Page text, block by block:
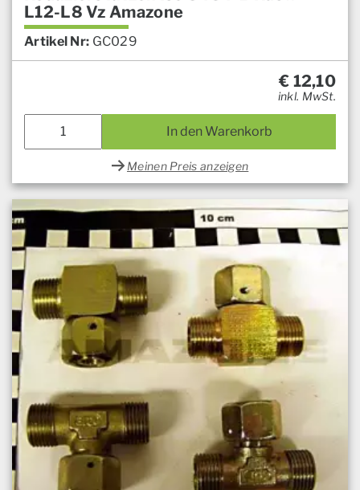
L12-L8 Vz Amazone
Artikel Nr: GC029
€ 12,10
inkl. MwSt.
In den Warenkorb
Meinen Preis anzeigen